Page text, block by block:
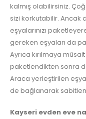
kalmış olabilirsiniz.
sizi korkutabilir. Ancak
eşyalarınızı
gereken eşyaları da
Ayrıca kırılmaya
paketlendikten sonra
Araca yerleştirilen
de bağlanarak
Kayseri evden eve